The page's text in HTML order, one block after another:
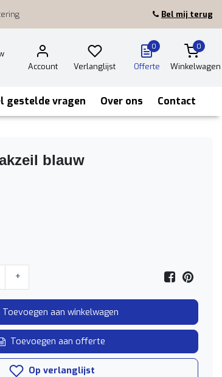
Bel mij terug
Account
Verlanglijst
0
Offerte
0
Winkelwagen
gestelde vragen Over ons Contact
blauw
+
Toevoegen aan winkelwagen
Toevoegen aan offerte
Op verlanglijst